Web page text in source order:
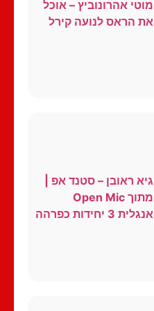
מוטי אהרונוביץ – אוכל
את הראס לנועה קירל
גיא ראובן – סטנד אפ |
מתוך Open Mic
אנגלית 3 יחידות כפרהה